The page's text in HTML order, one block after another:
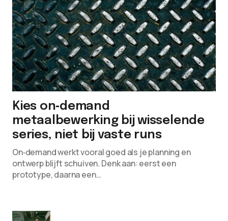
Kies on‑demand
metaalbewerking bij wisselende
series, niet bij vaste runs
On‑demand werkt vooral goed als je planning en
ontwerp blijft schuiven. Denk aan: eerst een
prototype, daarna een…